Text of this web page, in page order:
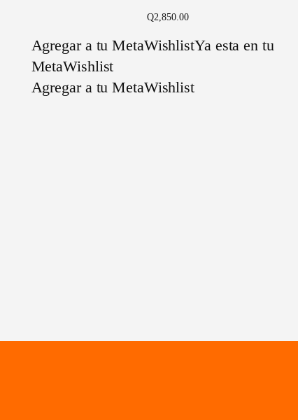
Q2,850.00
Agregar a tu MetaWishlistYa esta en tu
MetaWishlist
Agregar a tu MetaWishlist